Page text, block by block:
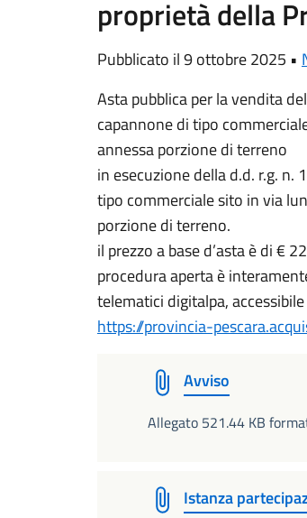
proprietà della
Pubblicato il 9 ottobre 2025 •
Asta pubblica per la vendita
capannone di tipo
annessa porzione di terreno
in esecuzione della d.d. r.g.
tipo commerciale sito in via
porzione di terreno.
il prezzo a base d’asta è di €
procedura aperta è
telematici digitalpa,
https://provincia-
Avviso
Allegato 521.44 KB
Istanza